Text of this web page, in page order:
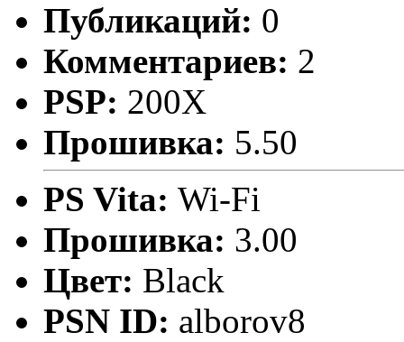
Публикаций: 0
Комментариев: 2
PSP: 200X
Прошивка: 5.50
PS Vita: Wi-Fi
Прошивка: 3.00
Цвет: Black
PSN ID: alborov8